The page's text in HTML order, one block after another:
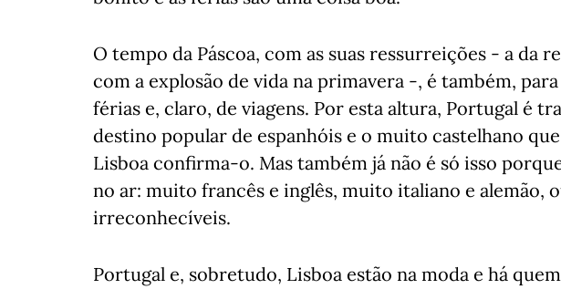
O tempo da Páscoa, com as suas ressurreições - a da
com a explosão de vida na primavera -, é também,
férias e, claro, de viagens. Por esta altura, Portugal é
destino popular de espanhóis e o muito castelhano que
Lisboa confirma-o. Mas também já não é só isso
no ar: muito francês e inglês, muito italiano e alemão,
irreconhecíveis.
Portugal e, sobretudo, Lisboa estão na moda e há